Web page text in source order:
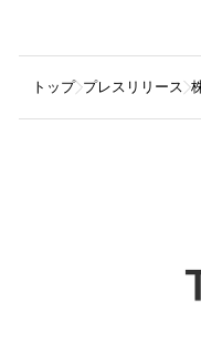
トップ プレスリリース